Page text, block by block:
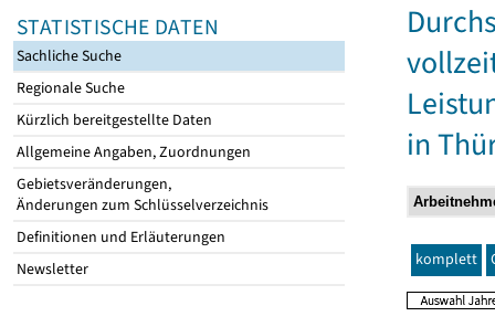
STATISTISCHE DATEN
Sachliche Suche
Regionale Suche
Kürzlich bereitgestellte Daten
Allgemeine Angaben, Zuordnungen
Gebietsveränderungen,
Änderungen zum Schlüsselverzeichnis
Definitionen und Erläuterungen
Newsletter
in
komplett